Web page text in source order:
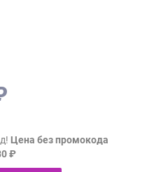
Цена без промокода
₽